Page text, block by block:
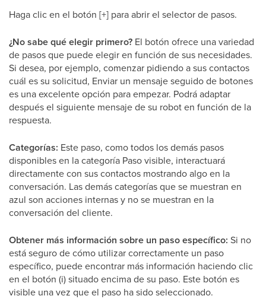
Haga clic en el botón [+] para abrir el selector de pasos.
¿No sabe qué elegir primero? El botón ofrece una variedad
de pasos que puede elegir en función de sus necesidades.
Si desea, por ejemplo, comenzar pidiendo a sus contactos
cuál es su solicitud, Enviar un mensaje seguido de botones
es una excelente opción para empezar. Podrá adaptar
después el siguiente mensaje de su robot en función de la
respuesta.
Categorías: Este paso, como todos los demás pasos
disponibles en la categoría Paso visible, interactuará
directamente con sus contactos mostrando algo en la
conversación. Las demás categorías que se muestran en
azul son acciones internas y no se muestran en la
conversación del cliente.
Obtener más información sobre un paso específico: Si no
está seguro de cómo utilizar correctamente un paso
específico, puede encontrar más información haciendo clic
en el botón (i) situado encima de su paso. Este botón es
visible una vez que el paso ha sido seleccionado.